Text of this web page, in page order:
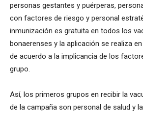
personas gestantes y puérperas,
con factores de riesgo y personal
inmunización es gratuita en todos los
bonaerenses y la aplicación se realiza
de acuerdo a la implicancia de los
grupo.
Así, los primeros grupos en recibir la
de la campaña son personal de salud y